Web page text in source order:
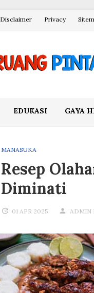
Disclaimer Privacy
EDUKASI GAYA
MANASUKA
Resep
Diminati
01 APR 2025 ADMIN